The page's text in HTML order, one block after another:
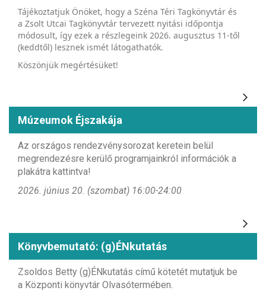
Tájékoztatjuk Önöket, hogy a Széna Téri Tagkönyvtár és
a Zsolt Utcai Tagkönyvtár tervezett nyitási időpontja
módosult, így ezek a részlegeink 2026. augusztus 11-től
(keddtől) lesznek ismét látogathatók.
Köszönjük megértésüket!
Múzeumok Éjszakája
Az országos rendezvénysorozat keretein belül
megrendezésre kerülő programjainkról információk a
plakátra kattintva!
2026. június 20. (szombat) 16:00-24:00
Könyvbemutató: (g)ÉNkutatás
Zsoldos Betty (g)ÉNkutatás című kötetét mutatjuk be
a Központi könyvtár Olvasótermében.